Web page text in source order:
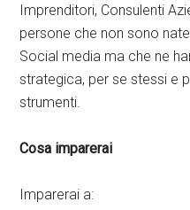
Imprenditori, Consulenti
persone che non sono
Social media ma che ne
strategica, per se stessi e
strumenti.
Cosa imparerai
Imparerai a: